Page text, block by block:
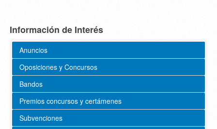
Información de Interés
Anuncios
Oposiciones y Concursos
Bandos
Premios concursos y certámenes
Subvenciones